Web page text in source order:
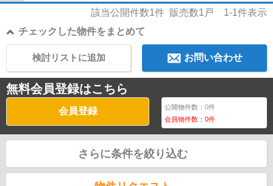
該当公開件数1件 販売数1 戸 1-1件表示
チェックした物件をまとめて
お問い合わせ
検討リストに追加
無料会員登録はこちら
会員登録 公開物件数：0件
会員物件数：0件
さらに条件を絞り込む